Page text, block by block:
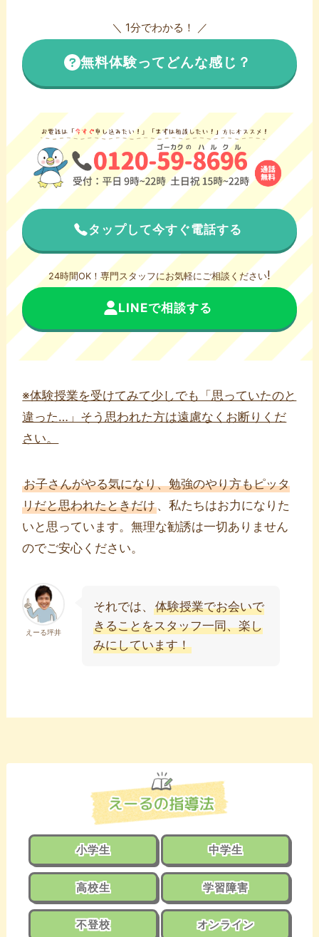
＼ 1分でわかる！ ／
無料体験ってどんな感じ？
タップして今すぐ電話する
24時間OK！専門スタッフにお気軽にご相談ください!
LINEで相談する
※体験授業を受けてみて少しでも「思っていたのと
違った…」そう思われた方は遠慮なくお断りくだ
さい。
お子さんがやる気になり、勉強のやり方もピッタ
リだと思われたときだけ、私たちはお力になりた
いと思っています。無理な勧誘は一切ありません
のでご安心ください。
えーる坪井
それでは、体験授業でお会いで
きることをスタッフ一同、楽し
みにしています！
小学生 中学生
高校生 学習障害
不登校 オンライン